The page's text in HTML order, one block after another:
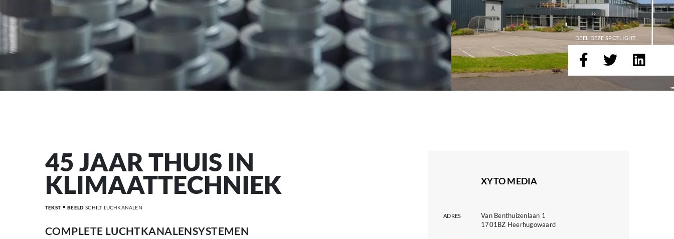
DEEL DEZE SPOTLIGHT
45 JAAR THUIS IN
KLIMAATTECHNIEK
TEKST BEELD SCHILT LUCHKANALEN
COMPLETE LUCHTKANALENSYSTEMEN
XYTO MEDIA
ADRES
Van Benthuizenlaan 1
1701BZ Heerhugowaard